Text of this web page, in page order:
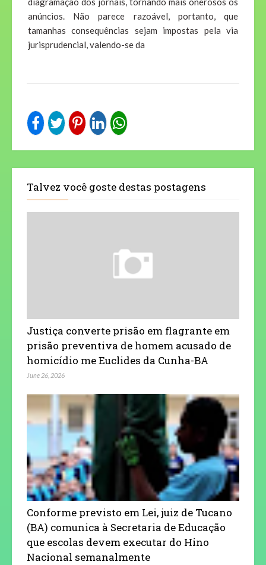
anúncios. Não parece razoável, portanto, que
tamanhas consequências sejam impostas pela via
jurisprudencial, valendo-se da
Talvez você goste destas postagens
Justiça converte prisão em flagrante em
prisão preventiva de homem acusado de
homicídio me Euclides da Cunha-BA
June 26, 2026
Conforme previsto em Lei, juiz de Tucano
(BA) comunica à Secretaria de Educação
que escolas devem executar do Hino
Nacional semanalmente